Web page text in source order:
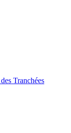
Tranchées